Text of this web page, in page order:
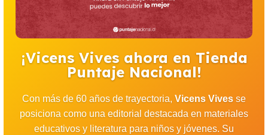
¡Vicens Vives ahora en Tienda
Puntaje Nacional!
Con más de 60 años de trayectoria, Vicens Vives se
posiciona como una editorial destacada en materiales
educativos y literatura para niños y jóvenes. Su